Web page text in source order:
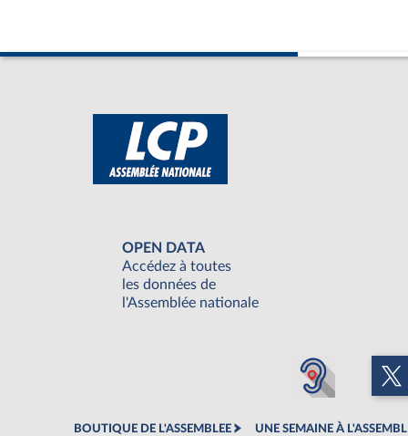
OPEN DATA
Accédez à toutes
les données de
l'Assemblée nationale
BOUTIQUE DE L'ASSEMBLEE UNE SEMAINE À